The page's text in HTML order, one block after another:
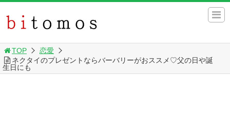
TOP
恋愛
ネクタイのプレゼントならバーバリーがおススメ♡父の日や誕
生日にも